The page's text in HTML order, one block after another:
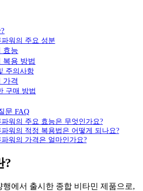
워의 주요 성분
효능
복용 방법
주의사항
가격
구매 방법
문 FAQ
워의 주요 효능은 무엇인가요?
워의 적정 복용법은 어떻게 되나요?
워의 가격은 얼마인가요?
?
에서 출시한 종합 비타민 제품으로,